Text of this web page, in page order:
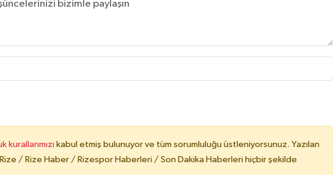
kurallarımızı kabul etmiş bulunuyor ve tüm sorumluluğu üstleniyorsunuz. Yazılan
/ Rize Haber / Rizespor Haberleri / Son Dakika Haberleri hiçbir şekilde